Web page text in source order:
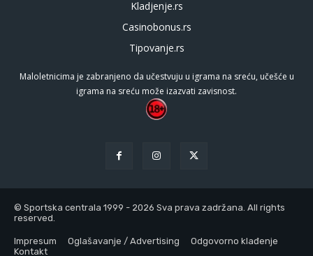
Kladjenje.rs
Casinobonus.rs
Tipovanje.rs
Maloletnicima je zabranjeno da učestvuju u igrama na sreću, učešće u
igrama na sreću može izazvati zavisnost.
© Sportska centrala 1999 - 2026 Sva prava zadržana. All rights
reserved.
Impresum Oglašavanje / Advertising
Odgovorno klađenje
Kontakt